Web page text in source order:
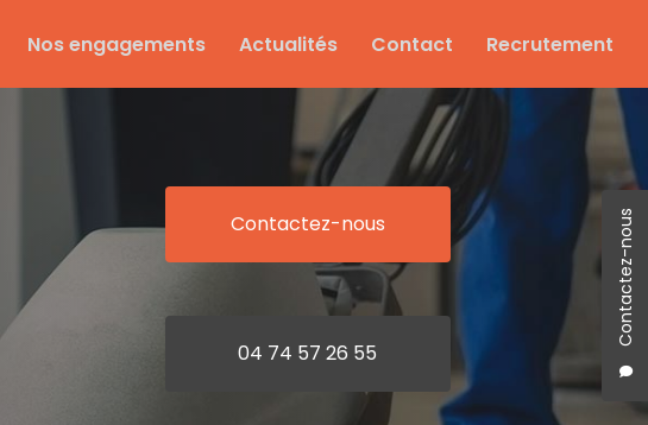
Contactez-nous
Nos engagements Actualités Contact Recrutement
Contactez-nous
04 74 57 26 55